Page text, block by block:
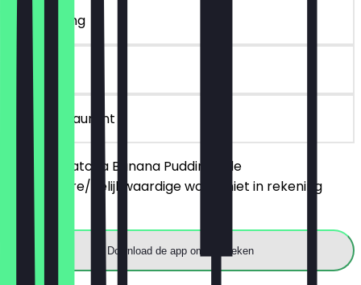
~€ 7 korting
90 dagen
in het restaurant
Bestel 2 Matcha Banana Puddings, de
goedkopere/gelijkwaardige wordt niet in rekening
gebracht.
Download de app om te boeken